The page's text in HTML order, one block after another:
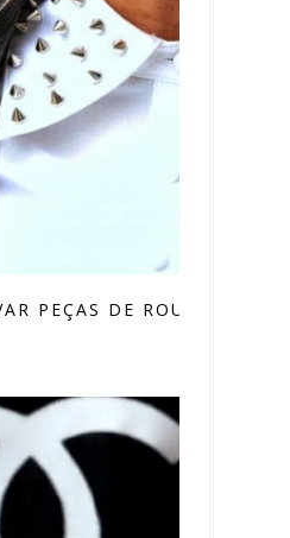
PEÇAS DE ROUPAS